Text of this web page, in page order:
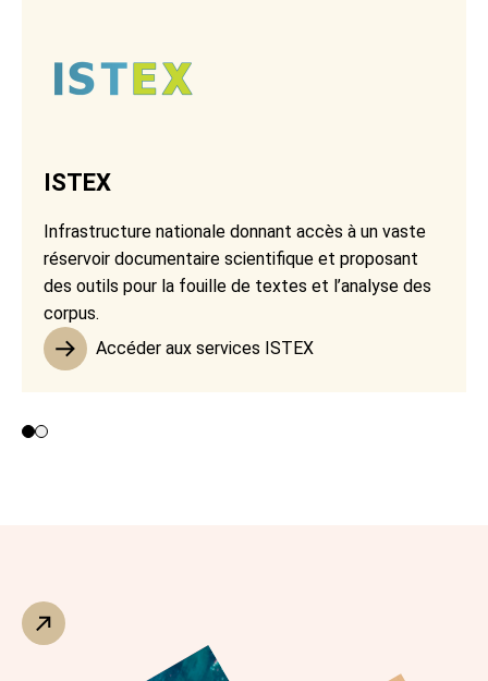
ISTEX
Infrastructure nationale donnant accès à un vaste
réservoir documentaire scientifique et proposant
des outils pour la fouille de textes et l’analyse des
corpus.
Accéder aux services ISTEX
Contributeurs 1 et 2
Contributeur 3